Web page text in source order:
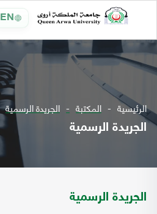
EN
الرئيسية المكتبة الجريدة الرسمية
الجريدة الرسمية
الجريدة الرسمية